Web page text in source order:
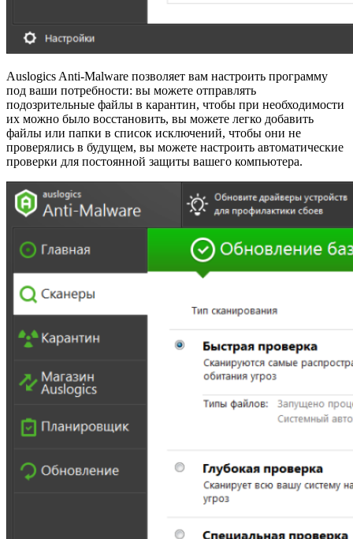
Auslogics Anti-Malware позволяет вам настроить программу
под ваши потребности: вы можете отправлять
подозрительные файлы в карантин, чтобы при необходимости
их можно было восстановить, вы можете легко добавить
файлы или папки в список исключений, чтобы они не
проверялись в будущем, вы можете настроить автоматические
проверки для постоянной защиты вашего компьютера.